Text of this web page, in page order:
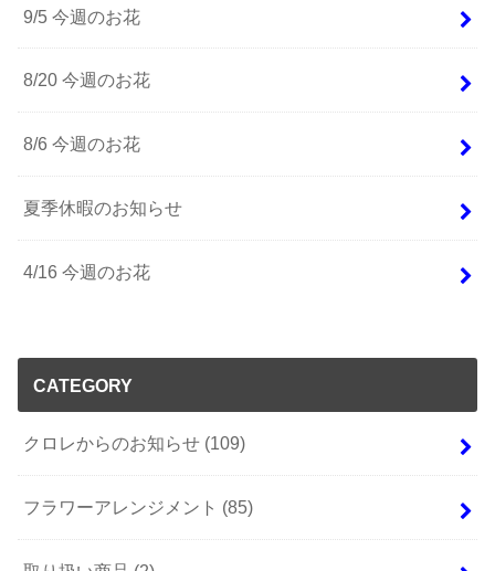
9/5 今週のお花
8/20 今週のお花
8/6 今週のお花
夏季休暇のお知らせ
4/16 今週のお花
CATEGORY
クロレからのお知らせ (109)
フラワーアレンジメント (85)